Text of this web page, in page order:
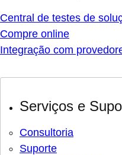
Central de testes de
Compre online
Integração com
Serviços e
Consultoria
Suporte